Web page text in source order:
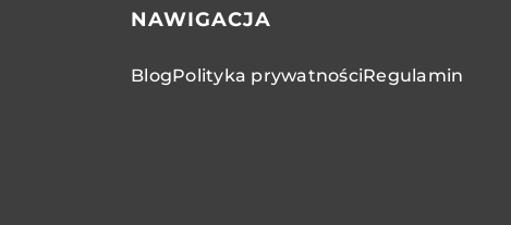
NAWIGACJA
BlogPolityka prywatnościRegulamin